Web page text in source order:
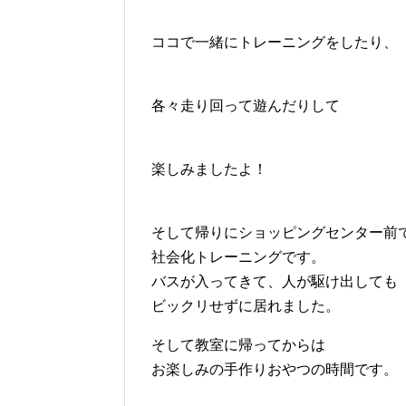
ココで一緒にトレーニングをしたり、
各々走り回って遊んだりして
楽しみましたよ！
そして帰りにショッピングセンター前
社会化トレーニングです。
バスが入ってきて、人が駆け出しても
ビックリせずに居れました。
そして教室に帰ってからは
お楽しみの手作りおやつの時間です。